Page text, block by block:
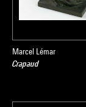
Marcel Lémar
Crapaud